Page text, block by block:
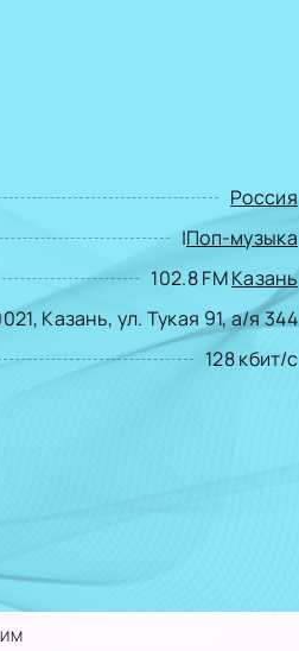
Россия
|Поп-музыка
102.8 FMКазань
Казань, ул. Тукая 91, а/я 344
128 кбит/с